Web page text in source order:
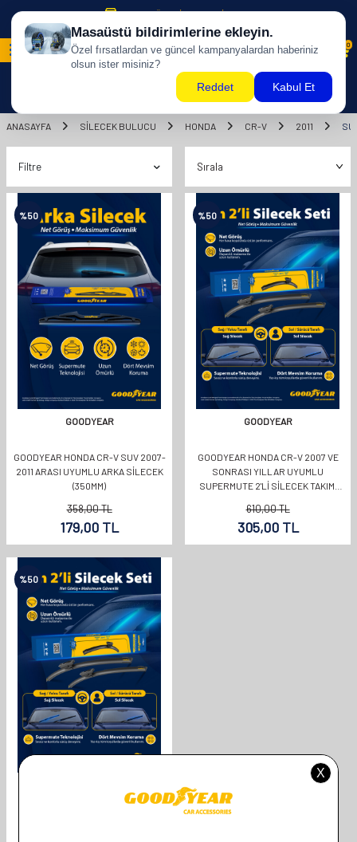
500 TL ÜZERİ KARGO BİZDEN !
0
ANASAYFA SILECEK BULUCU HONDA CR-V 2011
Filtre
%50
GOODYEAR
GOODYEAR HONDA CR-V SUV 2007-
2011 ARASI UYUMLU ARKA SILECEK
(350MM)
358,00TL
179,00 TL
%50
GOODYEAR
GOODYEAR HONDA CR-V 2007 VE
SONRASI YILLAR UYUMLU
SUPERMUTE 2'LI SILECEK TAKIMI
610,00TL
305,00TL
%50